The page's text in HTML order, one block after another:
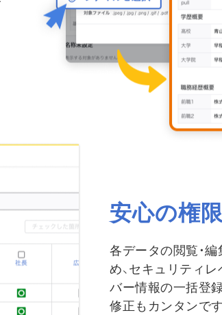
安心の権
各データの閲覧・
め、セキュリティ
バー情報の一括登
修正もカンタンで